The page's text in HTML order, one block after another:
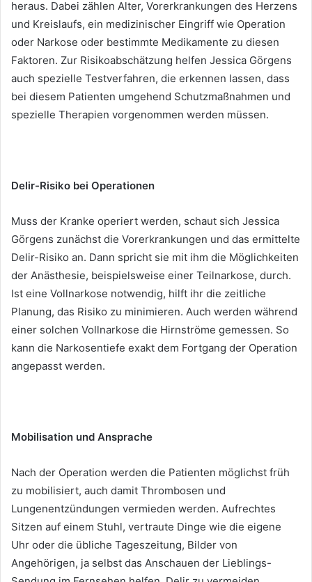
heraus. Dabei zählen Alter, Vorerkrankungen des Herzens
und Kreislaufs, ein medizinischer Eingriff wie Operation
oder Narkose oder bestimmte Medikamente zu diesen
Faktoren. Zur Risikoabschätzung helfen Jessica Görgens
auch spezielle Testverfahren, die erkennen lassen, dass
bei diesem Patienten umgehend Schutzmaßnahmen und
spezielle Therapien vorgenommen werden müssen.
Delir-Risiko bei Operationen
Muss der Kranke operiert werden, schaut sich Jessica
Görgens zunächst die Vorerkrankungen und das ermittelte
Delir-Risiko an. Dann spricht sie mit ihm die Möglichkeiten
der Anästhesie, beispielsweise einer Teilnarkose, durch.
Ist eine Vollnarkose notwendig, hilft ihr die zeitliche
Planung, das Risiko zu minimieren. Auch werden während
einer solchen Vollnarkose die Hirnströme gemessen. So
kann die Narkosentiefe exakt dem Fortgang der Operation
angepasst werden.
Mobilisation und Ansprache
Nach der Operation werden die Patienten möglichst früh
zu mobilisiert, auch damit Thrombosen und
Lungenentzündungen vermieden werden. Aufrechtes
Sitzen auf einem Stuhl, vertraute Dinge wie die eigene
Uhr oder die übliche Tageszeitung, Bilder von
Angehörigen, ja selbst das Anschauen der Lieblings-